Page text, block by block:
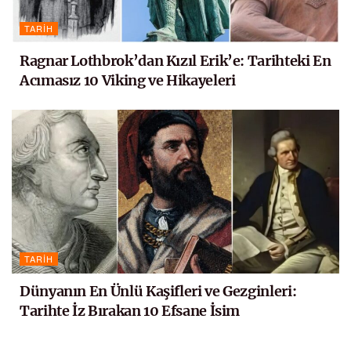
TARIH
Ragnar Lothbrok’dan Kızıl Erik’e: Tarihteki En
Acımasız 10 Viking ve Hikayeleri
TARIH
Dünyanın En Ünlü Kaşifleri ve Gezginleri:
Tarihte İz Bırakan 10 Efsane İsim